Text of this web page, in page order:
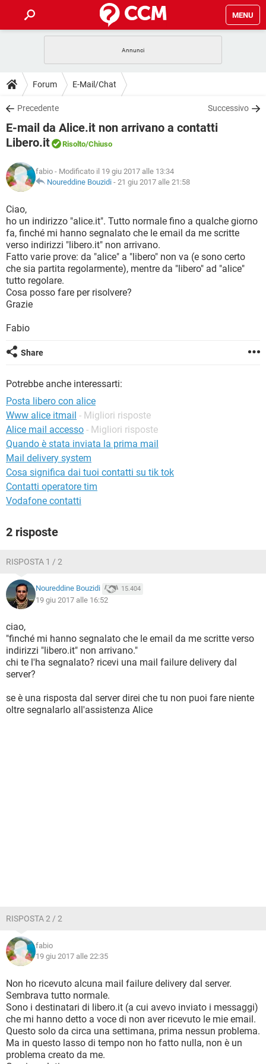
MENU
INTRATTENIMENTO
iOS
INSTAGRAM WHATSAPP
TIKTOK
HARDWARE
GUIDE
COVID-19
iOS
TIKTOK FACEBOOK
DOWNLOAD
COVID-19 GAMING
INTRATTENIMENTO
iOS WINDOWS 10
INSTAGRAM
TIKTOK
HARDWARE
FORUM
INTRATTENIMENTO ANDROID
INSTAGRAM WHATSAPP
TIKTOK
HARDWARE
GLOSSARIO
COVID-19
INTRATTENIMENTO
iOS WINDOWS 10
INSTAGRAM WHATSAPP
TIKTOK FACEBOOK
HARDWARE
Forum E-Mail/Chat
Precedente Successivo
E-mail da Alice.it non arrivano a contatti
Libero.it
Risolto/Chiuso
fabio - Modificato il 19 giu 2017 alle 13:34
Noureddine Bouzidi - 21 giu 2017 alle 21:58
Ciao,
ho un indirizzo "alice.it". Tutto normale fino a qualche giorno
fa, finché mi hanno segnalato che le email da me scritte
verso indirizzi "libero.it" non arrivano.
Fatto varie prove: da "alice" a "libero" non va (e sono certo
che sia partita regolarmente), mentre da "libero" ad "alice"
tutto regolare.
Cosa posso fare per risolvere?
Grazie
Fabio
Share
Potrebbe anche interessarti:
Posta libero con alice
Www alice itmail - Migliori risposte
Alice mail accesso - Migliori risposte
Quando è stata inviata la prima mail
Mail delivery system
Cosa significa dai tuoi contatti su tik tok
Contatti operatore tim
Vodafone contatti
2 risposte
RISPOSTA 1 / 2
Noureddine Bouzidi 15.404
19 giu 2017 alle 16:52
ciao,
"finché mi hanno segnalato che le email da me scritte verso
indirizzi "libero.it" non arrivano."
chi te l'ha segnalato? ricevi una mail failure delivery dal
server?
se è una risposta dal server direi che tu non puoi fare niente
oltre segnalarlo all'assistenza Alice
RISPOSTA 2 / 2
fabio
19 giu 2017 alle 22:35
Non ho ricevuto alcuna mail failure delivery dal server.
Sembrava tutto normale.
Sono i destinatari di libero.it (a cui avevo inviato i messaggi)
che mi hanno detto a voce di non aver ricevuto le mie email.
Questo solo da circa una settimana, prima nessun problema.
Ma in questo lasso di tempo non ho fatto nulla, non è un
problema creato da me.